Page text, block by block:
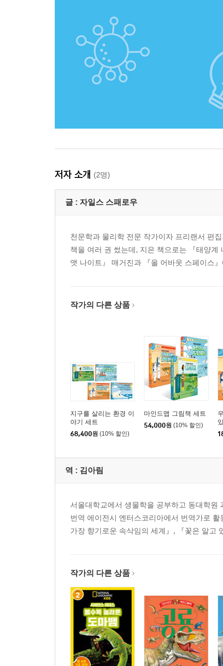
저자 소개 (2명)
글 : 자일스 스패로우
천문학과 물리학 전문 작가이자 프리랜서 편
책을 여러 권 썼는데, 지은 책으로는 『태양
앳 나이트』 매거진과 『올 어바웃 스페이스
작가의 다른 상품
지구를 살리는 환경 이
야기 세트
68,400원 (10% 할인)
마인드맵 그림책 세트
54,000원 (10% 할인)
역 : 김아림
서울대학교에서 생물학을 공부하고 동대학
번역 에이전시 엔터스코리아에서 번역가로
가장 향기로운 속삭임의 세계』, 『꽃은 알고
작가의 다른 상품